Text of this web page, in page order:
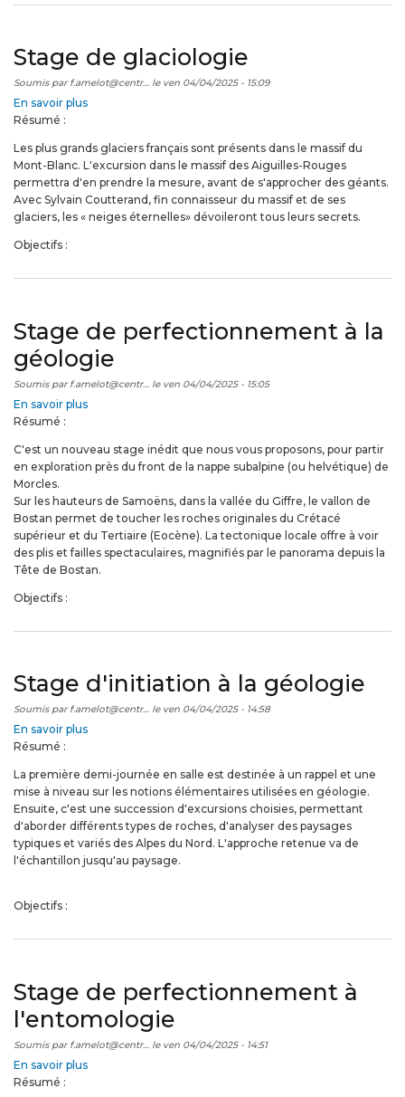
Stage de glaciologie
Soumis par f.amelot@centr… le ven 04/04/2025 - 15:09
En savoir plus
glaciologie
Résumé :
Les plus grands glaciers français sont présents dans le massif du
Mont-Blanc. L'excursion dans le massif des Aiguilles-Rouges
permettra d'en prendre la mesure, avant de s'approcher des géants.
Avec Sylvain Coutterand, fin connaisseur du massif et de ses
glaciers, les « neiges éternelles» dévoileront tous leurs secrets.
Objectifs :
Stage de perfectionnement à la
géologie
Soumis par f.amelot@centr… le ven 04/04/2025 - 15:05
En savoir plus
perfectionnement
à
géologie
Résumé :
C'est un nouveau stage inédit que nous vous proposons, pour partir
en exploration près du front de la nappe subalpine (ou helvétique) de
Morcles.
Sur les hauteurs de Samoëns, dans la vallée du Giffre, le vallon de
Bostan permet de toucher les roches originales du Crétacé
supérieur et du Tertiaire (Eocène). La tectonique locale offre à voir
des plis et failles spectaculaires, magnifiés par le panorama depuis la
Tête de Bostan.
Objectifs :
Stage d'initiation à la géologie
Soumis par f.amelot@centr… le ven 04/04/2025 - 14:58
En savoir plus
à
la
géologie
Résumé :
La première demi-journée en salle est destinée à un rappel et une
mise à niveau sur les notions élémentaires utilisées en géologie.
Ensuite, c'est une succession d'excursions choisies, permettant
d'aborder différents types de roches, d'analyser des paysages
typiques et variés des Alpes du Nord. L'approche retenue va de
l'échantillon jusqu'au paysage.
Objectifs :
Stage de perfectionnement à
l'entomologie
Soumis par f.amelot@centr… le ven 04/04/2025 - 14:51
En savoir plus
Résumé :